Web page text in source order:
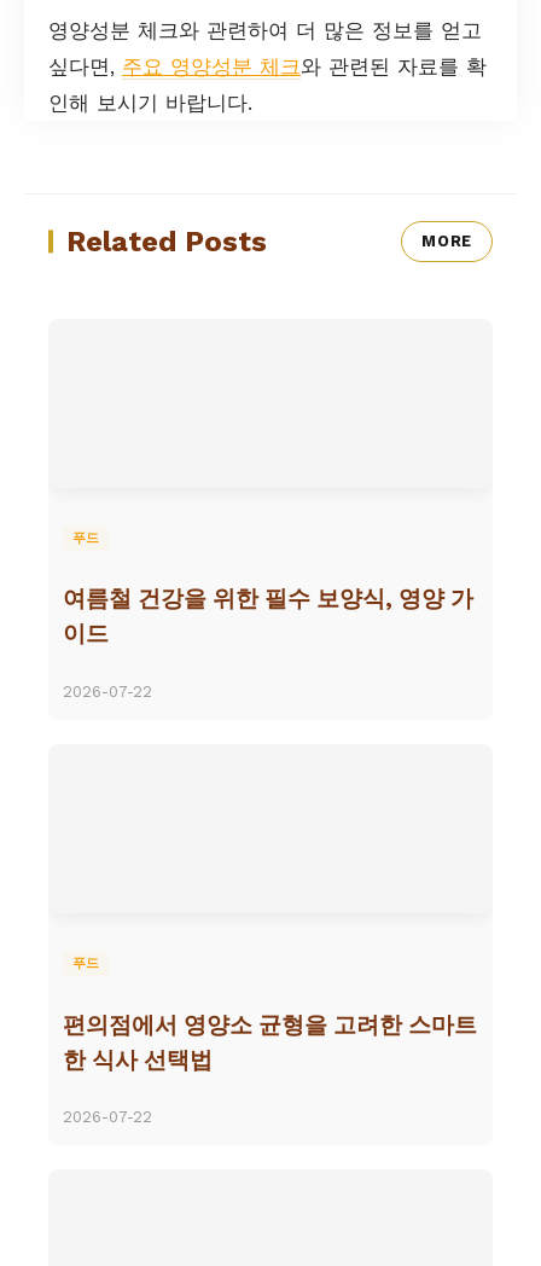
영양성분 체크와 관련하여 더 많은 정보를 얻고
싶다면, 주요 영양성분 체크와 관련된 자료를 확
인해 보시기 바랍니다.
Related Posts MORE
푸드
여름철 건강을 위한 필수 보양식, 영양 가
이드
2026-07-22
푸드
편의점에서 영양소 균형을 고려한 스마트
한 식사 선택법
2026-07-22